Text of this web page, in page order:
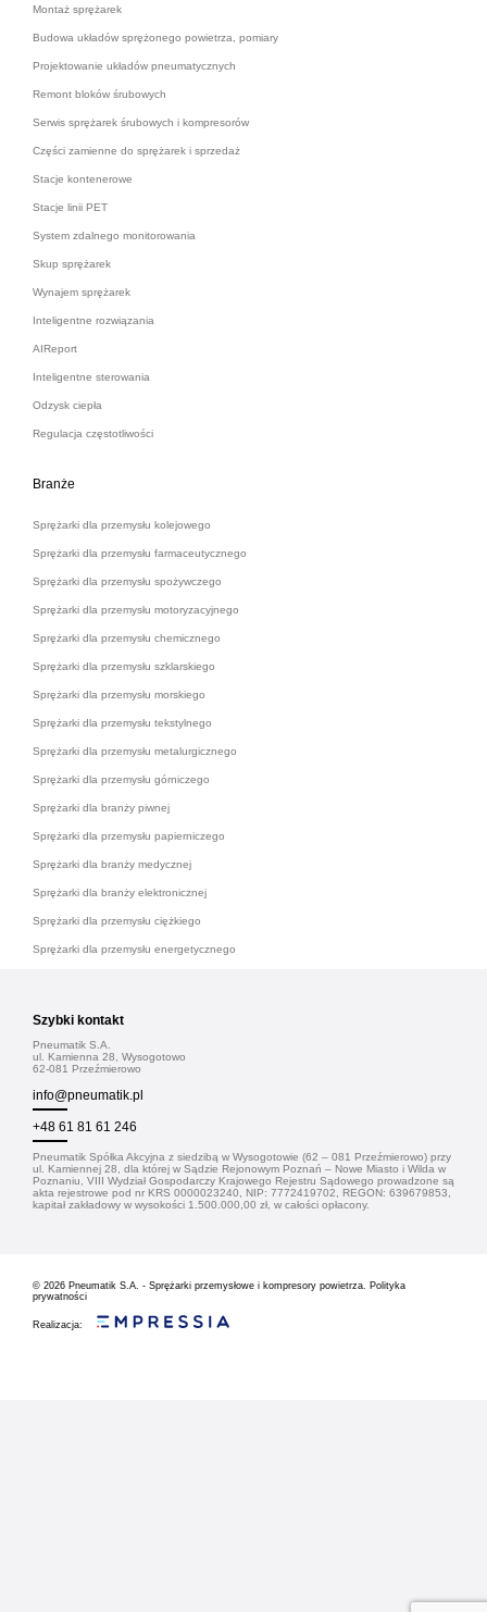
Montaż sprężarek
Budowa układów sprężonego powietrza, pomiary
Projektowanie układów pneumatycznych
Remont bloków śrubowych
Serwis sprężarek śrubowych i kompresorów
Części zamienne do sprężarek i sprzedaż
Stacje kontenerowe
Stacje linii PET
System zdalnego monitorowania
Skup sprężarek
Wynajem sprężarek
Inteligentne rozwiązania
AIReport
Inteligentne sterowania
Odzysk ciepła
Regulacja częstotliwości
Branże
Sprężarki dla przemysłu kolejowego
Sprężarki dla przemysłu farmaceutycznego
Sprężarki dla przemysłu spożywczego
Sprężarki dla przemysłu motoryzacyjnego
Sprężarki dla przemysłu chemicznego
Sprężarki dla przemysłu szklarskiego
Sprężarki dla przemysłu morskiego
Sprężarki dla przemysłu tekstylnego
Sprężarki dla przemysłu metalurgicznego
Sprężarki dla przemysłu górniczego
Sprężarki dla branży piwnej
Sprężarki dla przemysłu papierniczego
Sprężarki dla branży medycznej
Sprężarki dla branży elektronicznej
Sprężarki dla przemysłu ciężkiego
Sprężarki dla przemysłu energetycznego
Szybki kontakt
Pneumatik S.A.
ul. Kamienna 28, Wysogotowo
62-081 Przeźmierowo
info@pneumatik.pl
+48 61 81 61 246
Pneumatik Spółka Akcyjna z siedzibą w Wysogotowie (62 – 081 Przeźmierowo) przy
ul. Kamiennej 28, dla której w Sądzie Rejonowym Poznań – Nowe Miasto i Wilda w
Poznaniu, VIII Wydział Gospodarczy Krajowego Rejestru Sądowego prowadzone są
akta rejestrowe pod nr KRS 0000023240, NIP: 7772419702, REGON: 639679853,
kapitał zakładowy w wysokości 1.500.000,00 zł, w całości opłacony.
© 2026 Pneumatik S.A. - Sprężarki przemysłowe i kompresory powietrza.
Polityka
prywatności
Realizacja: